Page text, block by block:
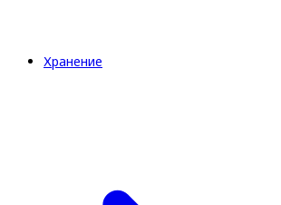
Хранение